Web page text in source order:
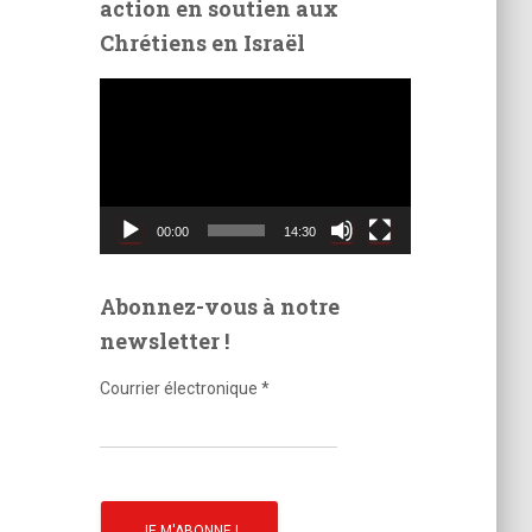
é
o
action en soutien aux
Chrétiens en Israël
é
o
00:00 14:30
Abonnez-vous à notre
newsletter !
Courrier électronique *